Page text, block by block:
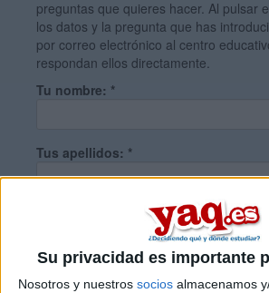
Su privacidad es importante
Nosotros y nuestros socios almacenamos
preguntas que quieres hacer. Al pulsar
los datos y la pregunta que has
por correo electrónico al centro
respondan ellos directamente.
Tu nombre: *
Tus apellidos: *
¿Qué quieres preguntar?*